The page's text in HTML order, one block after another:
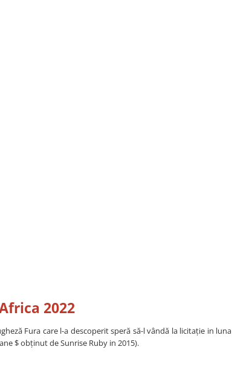
2022
Fura care l-a descoperit speră să-l vândă la licitație in luna
$ obținut de Sunrise Ruby in 2015).